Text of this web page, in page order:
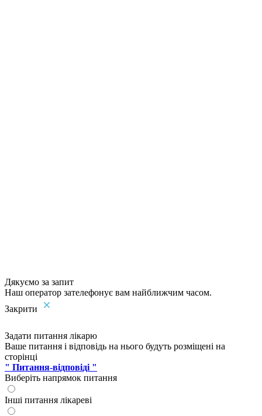
Дякуємо за запит
Наш оператор зателефонує вам найближчим часом.
Закрити
Задати питання лікарю
Ваше питання і відповідь на нього будуть розміщені на
сторінці
" Питання-відповіді "
Виберіть напрямок питання
Інші питання лікареві